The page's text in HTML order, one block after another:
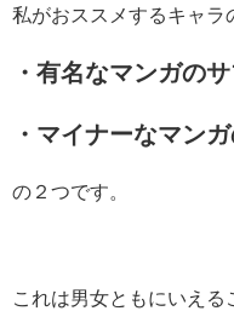
私がおススメするキャラ
・有名なマンガの
・マイナーなマン
の２つです。
これは男女ともにいえる